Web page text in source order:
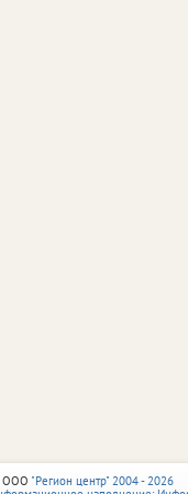
"Регион центр" 2004 - 2026